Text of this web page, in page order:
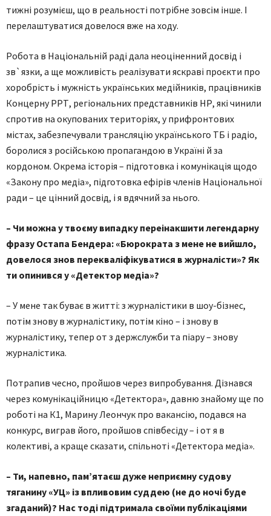
тижні розумієш, що в реальності потрібне зовсім інше. І
перелаштуватися довелося вже на ходу.
Робота в Національній раді дала неоціненний досвід і
зв`язки, а ще можливість реалізувати яскраві проєкти про
хоробрість і мужність українських медійників, працівників
Концерну РРТ, регіональних представників НР, які чинили
спротив на окупованих територіях, у прифронтових
містах, забезпечували трансляцію українського ТБ і радіо,
боролися з російською пропагандою в Україні й за
кордоном. Окрема історія – підготовка і комунікація щодо
«Закону про медіа», підготовка ефірів членів Національної
ради – це цінний досвід, і я вдячний за нього.
– Чи можна у твоєму випадку переінакшити легендарну
фразу Остапа Бендера: «Бюрократа з мене не вийшло,
довелося знов перекваліфікуватися в журналісти»? Як
ти опинився у «Детектор медіа»?
– У мене так буває в житті: з журналістики в шоу-бізнес,
потім знову в журналістику, потім кіно – і знову в
журналістику, тепер от з держслужби та піару – знову
журналістика.
Потрапив чесно, пройшов через випробування. Дізнався
через комунікаційницю «Детектора», давню знайому ще по
роботі на К1, Марину Леончук про вакансію, подався на
конкурс, виграв його, пройшов співбесіду – і от я в
колективі, а краще сказати, спільноті «Детектора медіа».
– Ти, напевно, пам’ятаєш дуже неприємну судову
тяганину «УЦ» із впливовим суддею (не до ночі буде
згаданий)? Нас тоді підтримала своїми публікаціями